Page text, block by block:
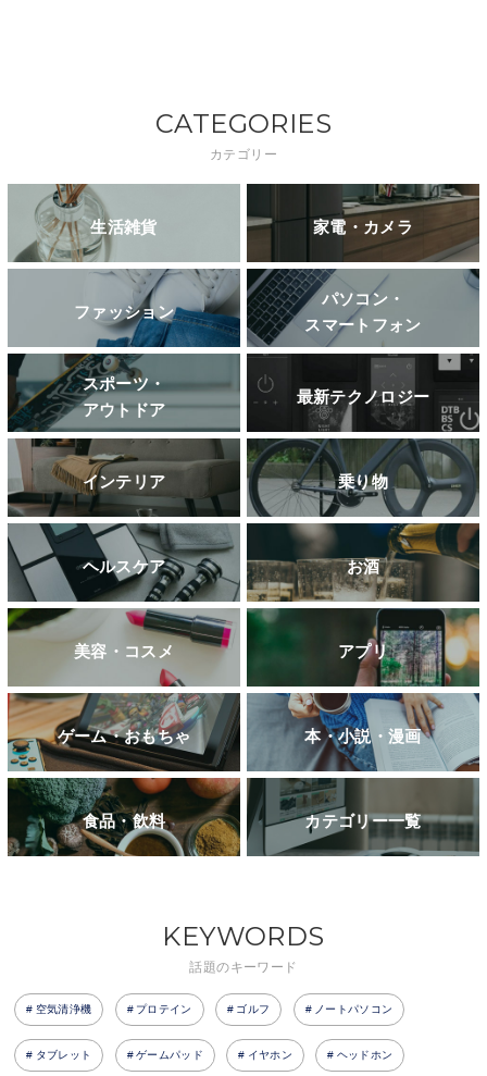
CATEGORIES
カテゴリー
生活雑貨 家電・カメラ
ファッション
パソコン・
スマートフォン
スポーツ・
アウトドア
最新テクノロジー
インテリア 乗り物
ヘルスケア お酒
美容・コスメ アプリ
ゲーム・おもちゃ 本・小説・漫画
食品・飲料 カテゴリー一覧
KEYWORDS
話題のキーワード
空気清浄機 プロテイン ゴルフ ノートパソコン
タブレット ゲームパッド イヤホン ヘッドホン